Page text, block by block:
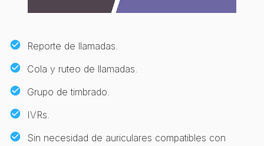
Reporte de llamadas.
Cola y ruteo de llamadas.
Grupo de timbrado.
IVRs.
Sin necesidad de auriculares compatibles con